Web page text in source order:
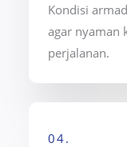
Kondisi
agar nyaman
perjalanan.
04.